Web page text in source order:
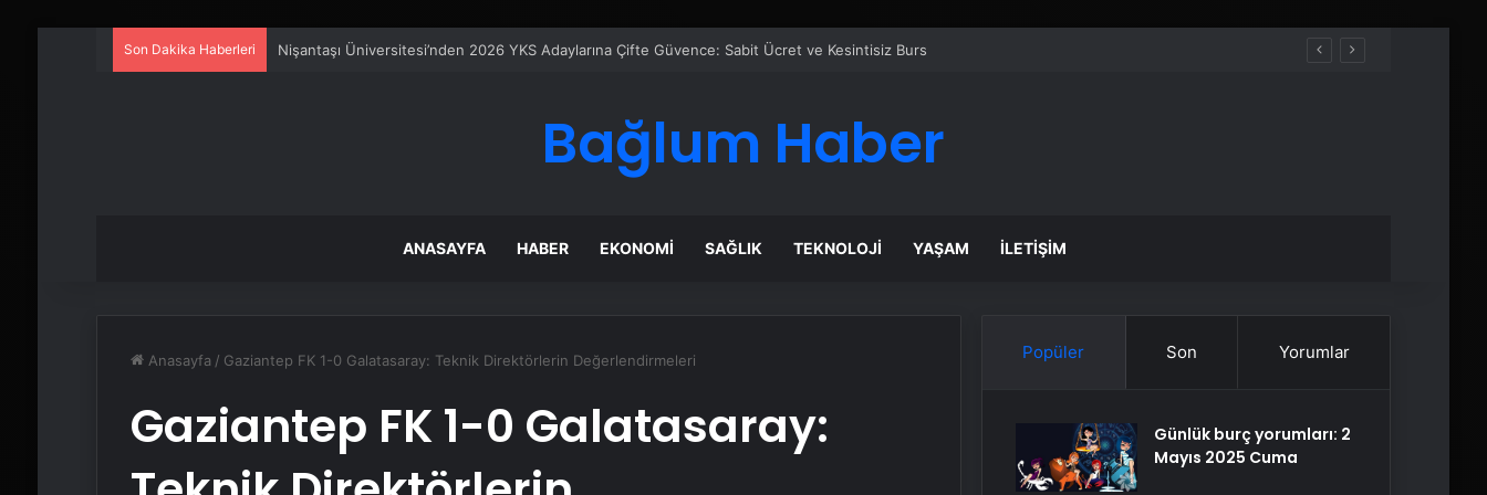
Son Dakika Haberleri Serjoy : Dijital Medya Ajansı, Google Reklam Ajansı, SEO Ajansı ve Web Tasarım Ajansı
Bağlum Haber
ANASAYFA HABER EKONOMI SAĞLIK TEKNOLOJI YAŞAM İLETIŞIM
Anasayfa / Gaziantep FK 1-0 Galatasaray: Teknik Direktörlerin Değerlendirmeleri
Gaziantep FK 1-0 Galatasaray:
Popüler Son Yorumlar
Günlük burç yorumları: 2
Mayıs 2025 Cuma